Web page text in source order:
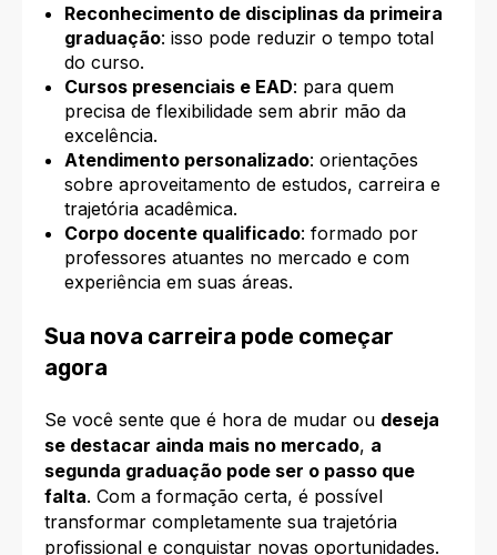
Reconhecimento de disciplinas da primeira
graduação: isso pode reduzir o tempo total
do curso.
Cursos presenciais e EAD: para quem
precisa de flexibilidade sem abrir mão da
excelência.
Atendimento personalizado: orientações
sobre aproveitamento de estudos, carreira e
trajetória acadêmica.
Corpo docente qualificado: formado por
professores atuantes no mercado e com
experiência em suas áreas.
Sua nova carreira pode começar
agora
Se você sente que é hora de mudar ou deseja
se destacar ainda mais no mercado, a
segunda graduação pode ser o passo que
falta. Com a formação certa, é possível
transformar completamente sua trajetória
profissional e conquistar novas oportunidades.